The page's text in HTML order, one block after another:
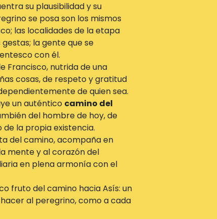
su plausibilidad y su
se posa son los mismos
las localidades de la etapa
la gente que se
con él.
Francisco, nutrida de una
cosas, de respeto y gratitud
de quien sea.
un auténtico camino del
del hombre de hoy, de
la propia existencia.
del camino, acompaña en
mente y al corazón del
en plena armonía con el
fruto del camino hacia Asís: un
al peregrino, como a cada